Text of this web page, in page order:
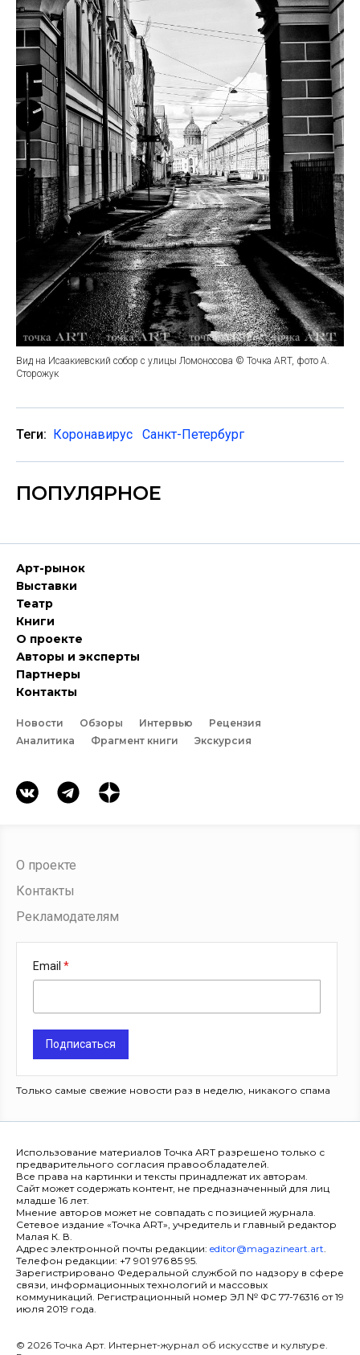
Вид на Исаакиевский собор с улицы Ломоносова © Точка ART, фото А.
Сторожук
Теги: Коронавирус Санкт-Петербург
ПОПУЛЯРНОЕ
Арт-рынок
Выставки
Театр
Книги
О проекте
Авторы и эксперты
Партнеры
Контакты
Новости Обзоры Интервью
Рецензия
Аналитика
Фрагмент книги Экскурсия
О проекте
Контакты
Рекламодателям
Email
Подписаться
Только самые свежие новости раз в неделю, никакого спама
Использование материалов Точка ART разрешено только с
предварительного согласия правообладателей.
Все права на картинки и тексты принадлежат их авторам.
Сайт может содержать контент, не предназначенный для лиц
младше 16 лет.
Мнение авторов может не совпадать с позицией журнала.
Сетевое издание «Точка ART», учредитель и главный редактор
Малая К. В.
Адрес электронной почты редакции: editor@magazineart.art.
Телефон редакции: +7 901 976 85 95.
Зарегистрировано Федеральной службой по надзору в сфере
связи, информационных технологий и массовых
коммуникаций. Регистрационный номер ЭЛ № ФС 77-76316 от 19
июля 2019 года.
© 2026 Точка Арт. Интернет-журнал об искусстве и культуре.